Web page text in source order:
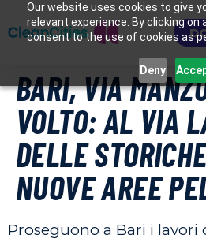
Our website uses cookies to give
relevant experience. By clicking on
consent to the use of cookies as
Deny
BARI, VIA
VOLTO: AL VIA
DELLE
NUOVE AREE
Proseguono a Bari i